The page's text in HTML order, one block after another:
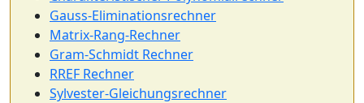
Gauss-Eliminationsrechner
Matrix-Rang-Rechner
Gram-Schmidt Rechner
RREF Rechner
Sylvester-Gleichungsrechner